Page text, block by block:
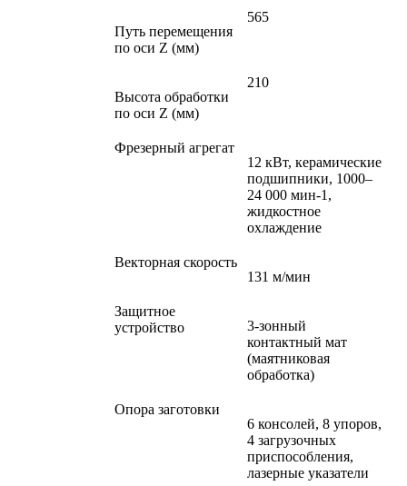
Путь перемещения
по оси Z (мм)
565
Высота обработки
по оси Z (мм)
210
Фрезерный агрегат
12 кВт, керамические
подшипники, 1000–
24 000 мин-1,
жидкостное
охлаждение
Векторная скорость
131 м/мин
Защитное
устройство
3-зонный
контактный мат
(маятниковая
обработка)
Опора заготовки
6 консолей, 8 упоров,
4 загрузочных
приспособления,
лазерные указатели